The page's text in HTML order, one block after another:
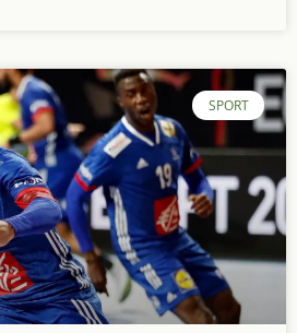
SPORT